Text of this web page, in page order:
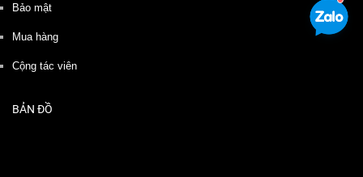
Bảo mật
Mua hàng
Cộng tác viên
BẢN ĐỒ